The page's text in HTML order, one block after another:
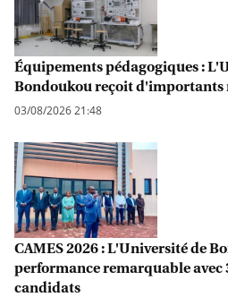
Équipements pédagogiques :
Bondoukou reçoit d'importants
03/08/2026 21:48
CAMES 2026 : L'Université de
performance remarquable avec
candidats